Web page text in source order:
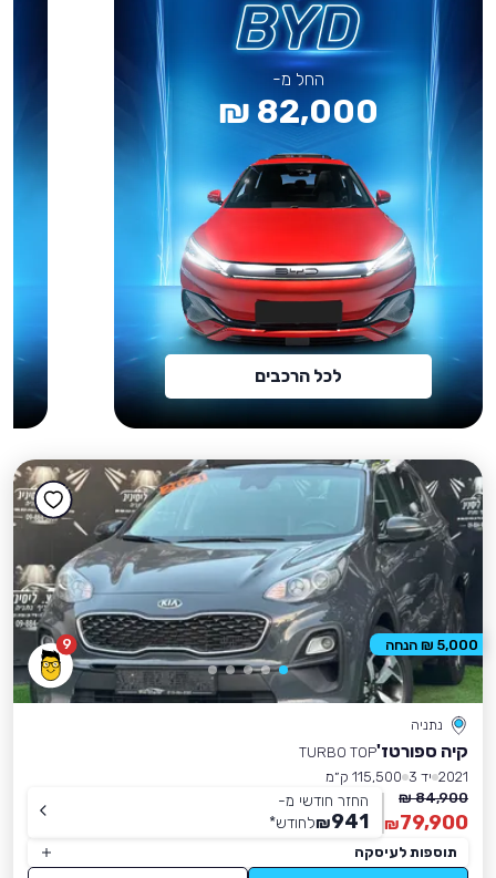
החל מ-
82,000 ₪
לכל הרכבים
9
נתניה
קיה ספורטז'TURBO TOP
2021 יד 3
115,500 ק״מ
84,900 ₪
79,900
₪
החזר חודשי מ-
941
₪לחודש*
תוספות לעיסקה
5,000 ₪ הנחה